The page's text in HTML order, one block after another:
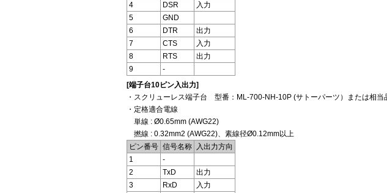
4
DSR
入力
5
GND
6
DTR
出力
7
CTS
入力
8
RTS
出力
9
-
[端子台10ピン入出力]
・スクリューレス端子台 型番：ML-700-NH-10P (サトーパーツ）または相当
・定格適合電線
単線 : Ø0.65mm (AWG22)
撚線 : 0.32mm2 (AWG22)、素線径Ø0.12mm以上
ピン番号 信号名称
入出力方向
1
-
2
TxD
出力
3
RxD
入力